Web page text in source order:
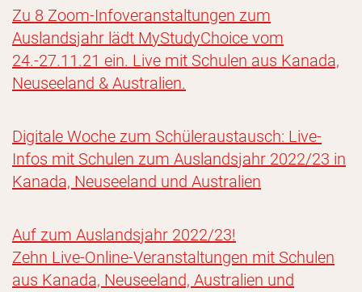
Zu 8 Zoom-Infoveranstaltungen zum
Auslandsjahr lädt MyStudyChoice vom
24.-27.11.21 ein. Live mit Schulen aus Kanada,
Neuseeland & Australien.
Digitale Woche zum Schüleraustausch: Live-
Infos mit Schulen zum Auslandsjahr 2022/23 in
Kanada, Neuseeland und Australien
Auf zum Auslandsjahr 2022/23!
Zehn Live-Online-Veranstaltungen mit Schulen
aus Kanada, Neuseeland, Australien und